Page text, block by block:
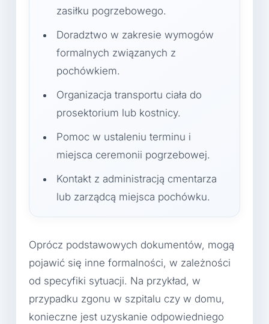
zasiłku pogrzebowego.
Doradztwo w zakresie wymogów
formalnych związanych z
pochówkiem.
Organizacja transportu ciała do
prosektorium lub kostnicy.
Pomoc w ustaleniu terminu i
miejsca ceremonii pogrzebowej.
Kontakt z administracją cmentarza
lub zarządcą miejsca pochówku.
Oprócz podstawowych dokumentów, mogą
pojawić się inne formalności, w zależności
od specyfiki sytuacji. Na przykład, w
przypadku zgonu w szpitalu czy w domu,
konieczne jest uzyskanie odpowiedniego